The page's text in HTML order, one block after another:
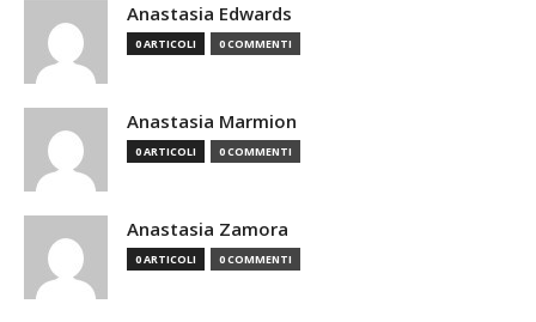
Anastasia Edwards
0 ARTICOLI 0 COMMENTI
Anastasia Marmion
0 ARTICOLI 0 COMMENTI
Anastasia Zamora
0 ARTICOLI 0 COMMENTI